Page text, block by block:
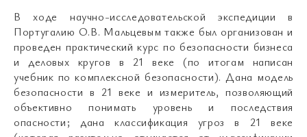
В ходе научно-исследовательской экспедиции в
Португалию О.В. Мальцевым также был организован и
проведен практический курс по безопасности бизнеса
и деловых кругов в 21 веке (по итогам написан
учебник по комплексной безопасности). Дана модель
безопасности в 21 веке и измеритель, позволяющий
объективно понимать уровень и последствия
опасности; дана классификация угроз в 21 веке